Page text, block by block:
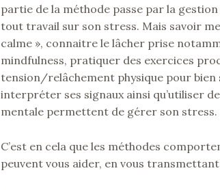
partie de la méthode passe par la
tout travail sur son stress. Mais savoir
calme », connaitre le lâcher prise
mindfulness, pratiquer des exercices
tension/relâchement physique pour
interpréter ses signaux ainsi qu’utiliser
mentale permettent de gérer son stress.
C’est en cela que les méthodes
peuvent vous aider, en vous